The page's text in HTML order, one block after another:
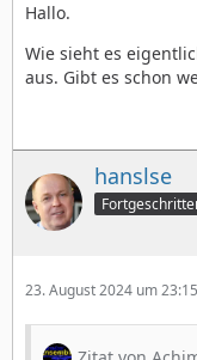
Hallo.
Wie sieht es
aus. Gibt es schon
hanslse
23. August 2024 um 23:15